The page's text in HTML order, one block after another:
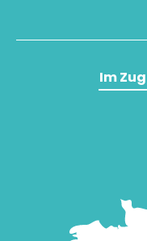
Im Zug